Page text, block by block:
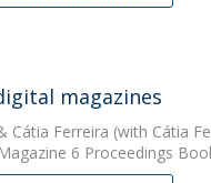
magazines
Cátia Ferreira (with Cátia
6 Proceedings